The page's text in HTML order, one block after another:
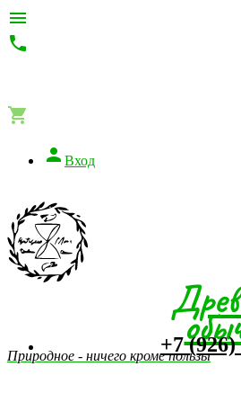



 Вход
Природное - ничего кроме пользы
+7 (926)